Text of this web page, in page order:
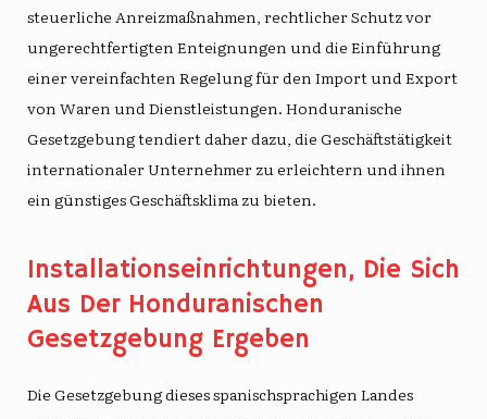
steuerliche Anreizmaßnahmen, rechtlicher Schutz vor
ungerechtfertigten Enteignungen und die Einführung
einer vereinfachten Regelung für den Import und Export
von Waren und Dienstleistungen. Honduranische
Gesetzgebungtendiert daher dazu, die Geschäftstätigkeit
internationaler Unternehmer zu erleichtern und ihnen
ein günstiges Geschäftsklima zu bieten.
Installationseinrichtungen, Die Sich
Aus Der Honduranischen
Gesetzgebung Ergeben
Die Gesetzgebung dieses spanischsprachigen Landes